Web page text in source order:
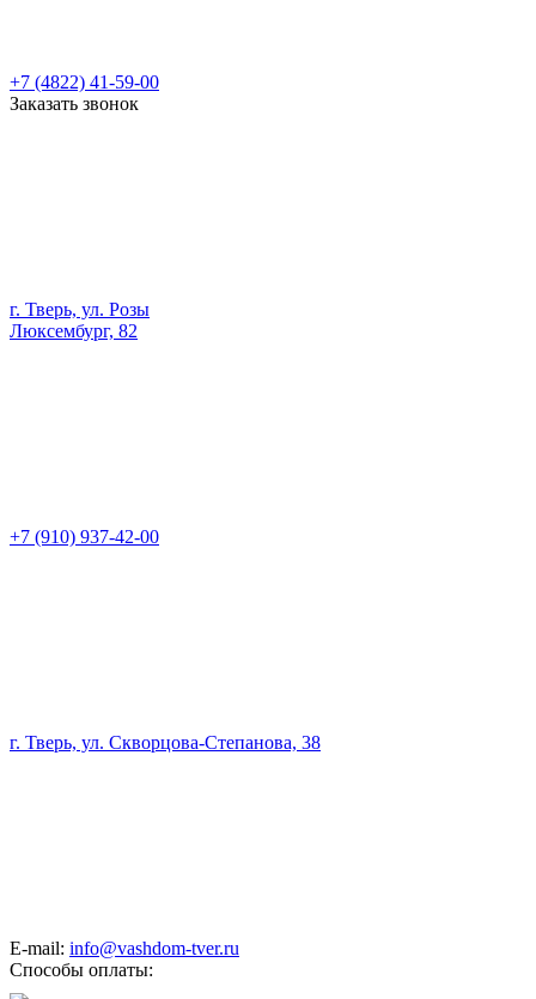
+7 (4822) 41-59-00
Заказать звонок
г. Тверь, ул. Розы
Люксембург, 82
+7 (910) 937-42-00
г. Тверь, ул. Скворцова-Степанова, 38
E-mail: info@vashdom-tver.ru
Способы оплаты: